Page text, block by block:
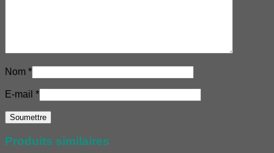
Nom *
E-mail *
Produits similaires